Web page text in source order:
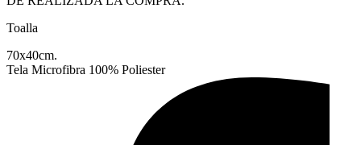
Toalla
70x40cm.
Tela Microfibra 100% Poliester